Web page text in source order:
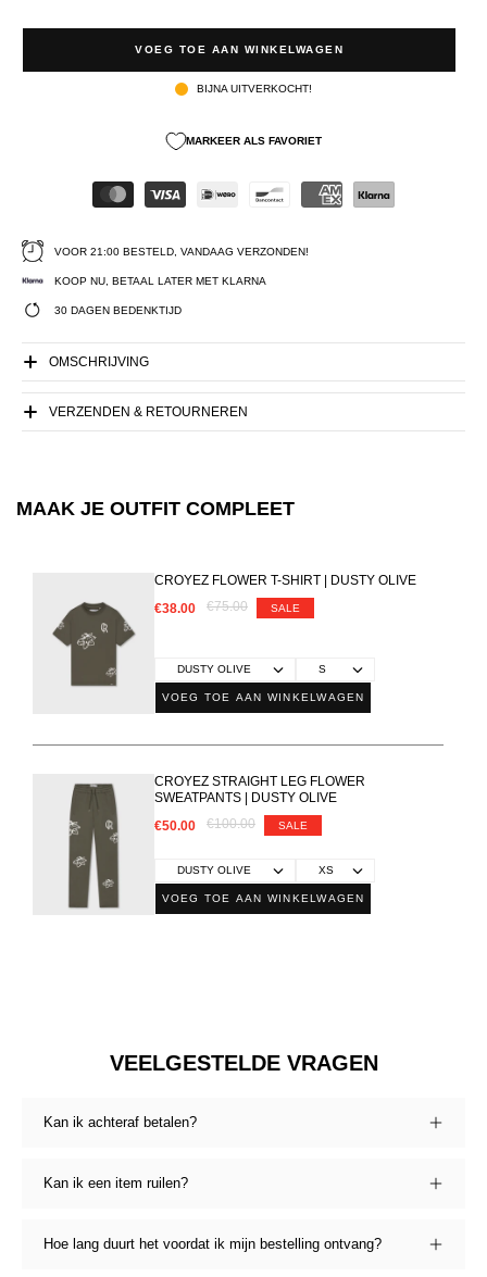
VOEG TOE AAN WINKELWAGEN
BIJNA UITVERKOCHT!
MARKEER ALS FAVORIET
VOOR 21:00 BESTELD, VANDAAG VERZONDEN!
KOOP NU, BETAAL LATER MET KLARNA
30 DAGEN BEDENKTIJD
OMSCHRIJVING
VERZENDEN & RETOURNEREN
MAAK JE OUTFIT COMPLEET
CROYEZ FLOWER T-SHIRT | DUSTY OLIVE
€38.00
€75.00 SALE
VOEG TOE AAN WINKELWAGEN
CROYEZ STRAIGHT LEG FLOWER
SWEATPANTS | DUSTY OLIVE
€50.00
€100.00 SALE
VOEG TOE AAN WINKELWAGEN
VEELGESTELDE VRAGEN
Kan ik achteraf betalen?
Kan ik een item ruilen?
Hoe lang duurt het voordat ik mijn bestelling ontvang?